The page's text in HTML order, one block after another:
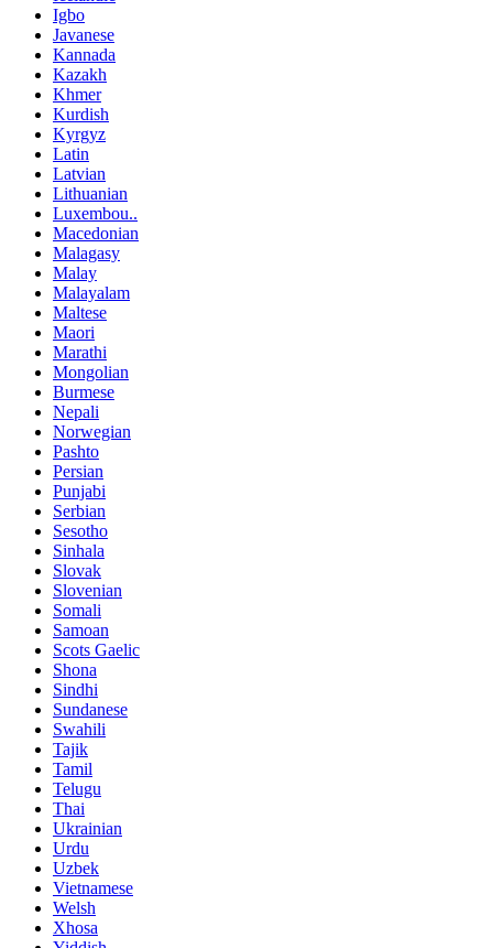
Igbo
Javanese
Kannada
Kazakh
Khmer
Kurdish
Kyrgyz
Latin
Latvian
Lithuanian
Luxembou..
Macedonian
Malagasy
Malay
Malayalam
Maltese
Maori
Marathi
Mongolian
Burmese
Nepali
Norwegian
Pashto
Persian
Punjabi
Serbian
Sesotho
Sinhala
Slovak
Slovenian
Somali
Samoan
Scots Gaelic
Shona
Sindhi
Sundanese
Swahili
Tajik
Tamil
Telugu
Thai
Ukrainian
Urdu
Uzbek
Vietnamese
Welsh
Xhosa